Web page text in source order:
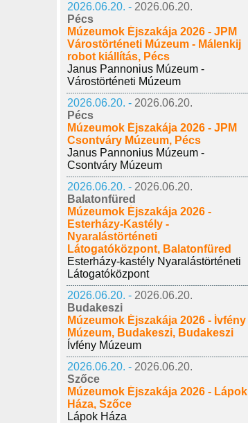
2026.06.20. - 2026.06.20.
Pécs
Múzeumok Éjszakája 2026 - JPM
Várostörténeti Múzeum - Málenkij
robot kiállítás, Pécs
Janus Pannonius Múzeum -
Várostörténeti Múzeum
2026.06.20. - 2026.06.20.
Pécs
Múzeumok Éjszakája 2026 - JPM
Csontváry Múzeum, Pécs
Janus Pannonius Múzeum -
Csontváry Múzeum
2026.06.20. - 2026.06.20.
Balatonfüred
Múzeumok Éjszakája 2026 -
Esterházy-Kastély -
Nyaralástörténeti
Látogatóközpont, Balatonfüred
Esterházy-kastély Nyaralástörténeti
Látogatóközpont
2026.06.20. - 2026.06.20.
Budakeszi
Múzeumok Éjszakája 2026 - Ívfény
Múzeum, Budakeszi, Budakeszi
Ívfény Múzeum
2026.06.20. - 2026.06.20.
Szőce
Múzeumok Éjszakája 2026 - Lápok
Háza, Szőce
Lápok Háza